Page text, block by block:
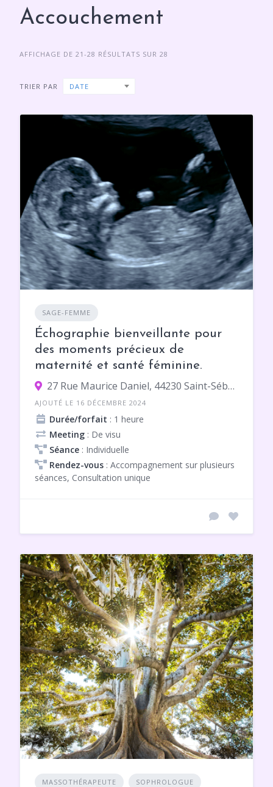
Accouchement
AFFICHAGE DE 21-28 RÉSULTATS SUR 28
TRIER PAR DATE
SAGE-FEMME
Échographie bienveillante pour
des moments précieux de
maternité et santé féminine.
27 Rue Maurice Daniel, 44230 Saint-Sébastien-sur-Loire
AJOUTÉ LE 16 DÉCEMBRE 2024
Durée/forfait : 1 heure
Meeting : De visu
Séance : Individuelle
Rendez-vous : Accompagnement sur plusieurs
séances, Consultation unique
MASSOTHÉRAPEUTE SOPHROLOGUE